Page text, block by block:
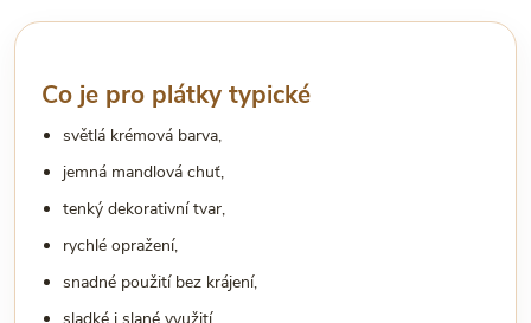
Co je pro plátky typické
světlá krémová barva,
jemná mandlová chuť,
tenký dekorativní tvar,
rychlé opražení,
snadné použití bez krájení,
sladké i slané využití.